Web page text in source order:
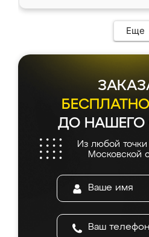
Еще
ДО
Из любой
Московской